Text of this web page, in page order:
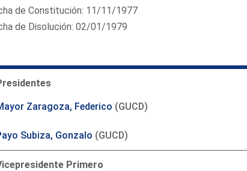
de Constitución: 11/11/1977
de Disolución: 02/01/1979
Zaragoza, Federico (GUCD)
Subiza, Gonzalo (GUCD)
Primero